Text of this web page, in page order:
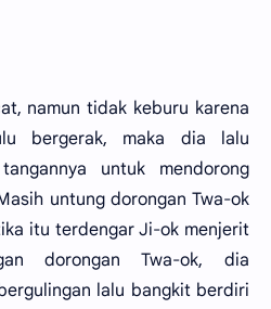
namun tidak keburu karena
bergerak, maka dia lalu
untuk mendorong
untung dorongan Twa-ok
itu terdengar Ji-ok menjerit
dorongan Twa-ok, dia
lalu bangkit berdiri